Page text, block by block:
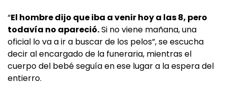
“El hombre dijo que iba a venir hoy a las 8, pero
todavía no apareció.Si no viene mañana, una
oficial lo va a ir a buscar de los pelos”, se escucha
decir al encargado de la funeraria, mientras el
cuerpo del bebé seguía en ese lugar a la espera del
entierro.